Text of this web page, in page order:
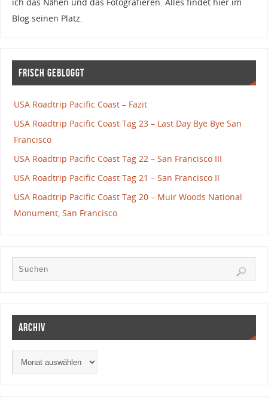
ich das Nähen und das Fotografieren. Alles findet hier im
Blog seinen Platz.
Frisch gebloggt
USA Roadtrip Pacific Coast – Fazit
USA Roadtrip Pacific Coast Tag 23 – Last Day Bye Bye San
Francisco
USA Roadtrip Pacific Coast Tag 22 – San Francisco III
USA Roadtrip Pacific Coast Tag 21 – San Francisco II
USA Roadtrip Pacific Coast Tag 20 – Muir Woods National
Monument, San Francisco
Archiv